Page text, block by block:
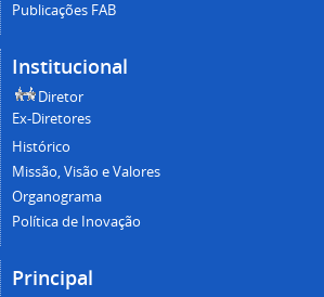
Publicações FAB
Institucional
Diretor
Ex-Diretores
Histórico
Missão, Visão e Valores
Organograma
Política de Inovação
Principal